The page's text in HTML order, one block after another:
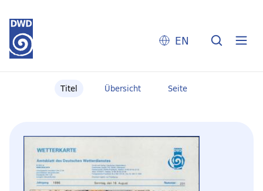
EN
Titel Übersicht Seite